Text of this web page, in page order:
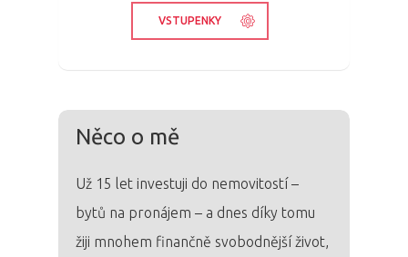
VSTUPENKY
Něco o mě
Už 15 let investuji do nemovitostí –
bytů na pronájem – a dnes díky tomu
žiji mnohem finančně svobodnější život,